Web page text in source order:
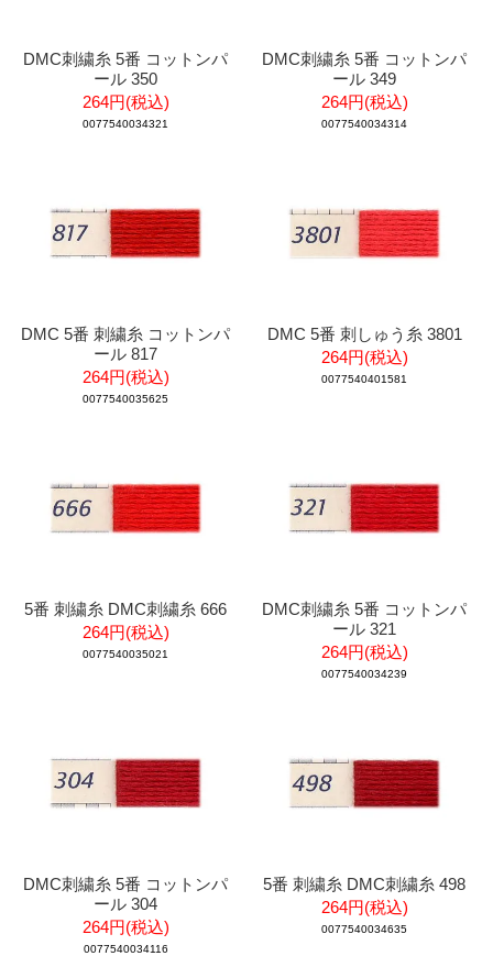
DMC刺繍糸 5番 コットンパ
ール 350
264円(税込)
0077540034321
DMC刺繍糸 5番 コットンパ
ール 349
264円(税込)
0077540034314
DMC 5番 刺繍糸 コットンパ
ール 817
264円(税込)
0077540035625
DMC 5番 刺しゅう糸 3801
264円(税込)
0077540401581
5番 刺繍糸 DMC刺繍糸 666
264円(税込)
0077540035021
DMC刺繍糸 5番 コットンパ
ール 321
264円(税込)
0077540034239
DMC刺繍糸 5番 コットンパ
ール 304
264円(税込)
0077540034116
5番 刺繍糸 DMC刺繍糸 498
264円(税込)
0077540034635